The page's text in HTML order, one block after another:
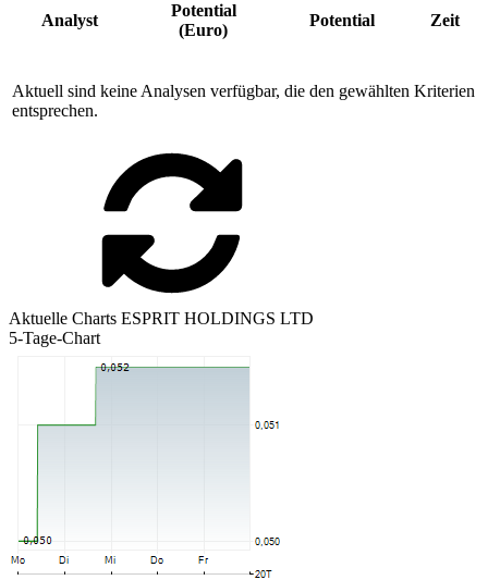
Analyst
Potential
(Euro)
Potential Zeit
Aktuell sind keine Analysen verfügbar, die den gewählten Kriterien
entsprechen.
Aktuelle Charts ESPRIT HOLDINGS LTD
5-Tage-Chart